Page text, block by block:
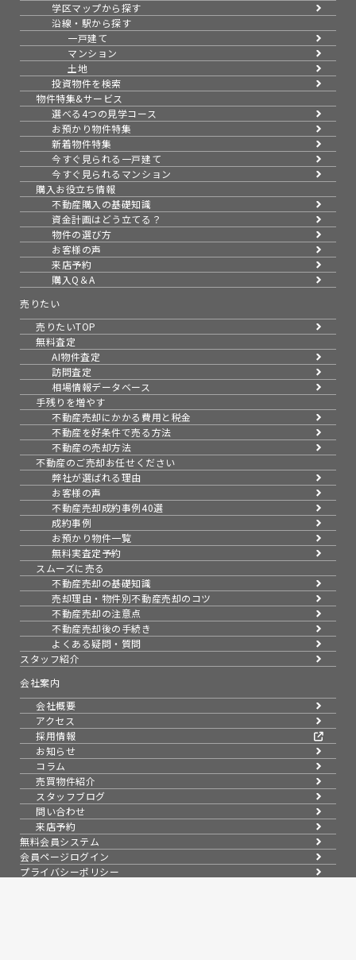
学区マップから探す
沿線・駅から探す
一戸建て
マンション
土地
投資物件を検索
物件特集&サービス
選べる4つの見学コース
お預かり物件特集
新着物件特集
今すぐ見られる一戸建て
今すぐ見られるマンション
購入お役立ち情報
不動産購入の基礎知識
資金計画はどう立てる？
物件の選び方
お客様の声
来店予約
購入Q＆A
売りたい
売りたいTOP
無料査定
AI物件査定
訪問査定
相場情報データベース
手残りを増やす
不動産売却にかかる費用と税金
不動産を好条件で売る方法
不動産の売却方法
不動産のご売却お任せください
弊社が選ばれる理由
お客様の声
不動産売却成約事例40選
成約事例
お預かり物件一覧
無料実査定予約
スムーズに売る
不動産売却の基礎知識
売却理由・物件別不動産売却のコツ
不動産売却の注意点
不動産売却後の手続き
よくある疑問・質問
スタッフ紹介
会社案内
会社概要
アクセス
採用情報
お知らせ
コラム
売買物件紹介
スタッフブログ
問い合わせ
来店予約
無料会員システム
会員ページログイン
プライバシーポリシー